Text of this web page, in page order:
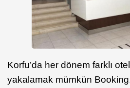
Korfu’da her dönem farklı
yakalamak mümkün